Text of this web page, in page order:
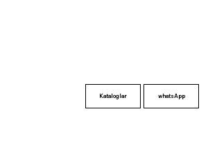
Kataloglar whatsApp